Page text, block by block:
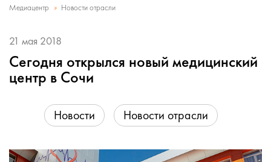
Медиацентр » Новости отрасли
21 мая 2018
Сегодня открылся новый медицинский
центр в Сочи
Новости Новости отрасли